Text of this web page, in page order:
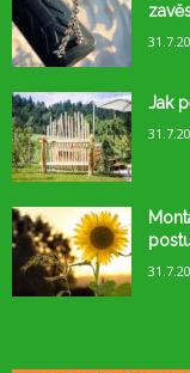
Jak